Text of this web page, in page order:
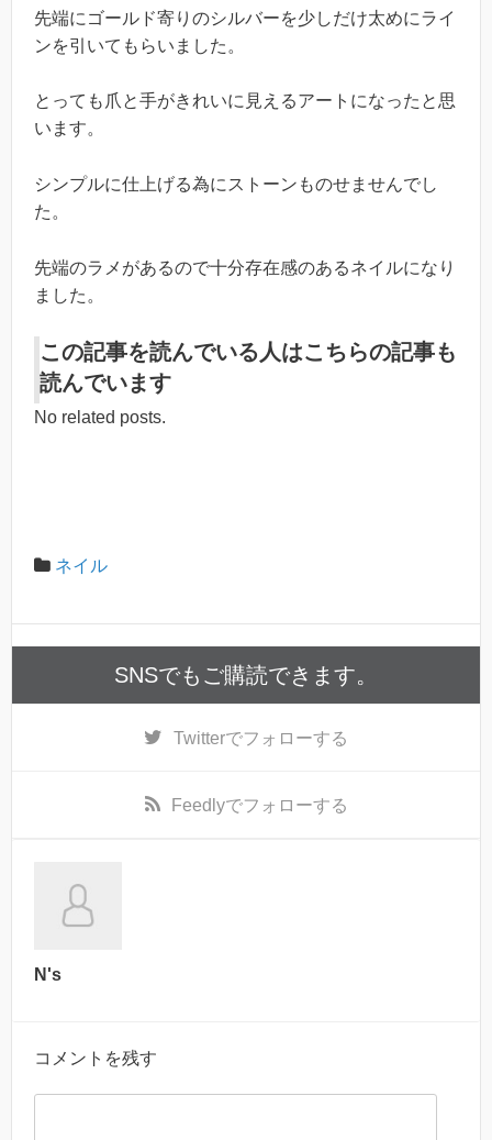
先端にゴールド寄りのシルバーを少しだけ太めにライ
ンを引いてもらいました。
とっても爪と手がきれいに見えるアートになったと思
います。
シンプルに仕上げる為にストーンものせませんでし
た。
先端のラメがあるので十分存在感のあるネイルになり
ました。
この記事を読んでいる人はこちらの記事も
読んでいます
No related posts.
ネイル
SNSでもご購読できます。
Twitterでフォローする
Feedlyでフォローする
N's
コメントを残す